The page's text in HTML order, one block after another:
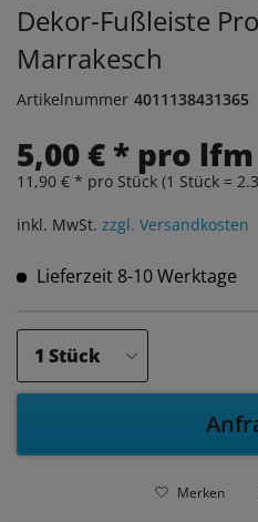
Dekor-Fußleiste
Marrakesch
Artikelnummer 4011138431365
5,00 € * pro lfm
11,90 € * pro Stück (1 Stück =
inkl. MwSt. zzgl. Versandkosten
Lieferzeit 8-10 Werktage
Merken